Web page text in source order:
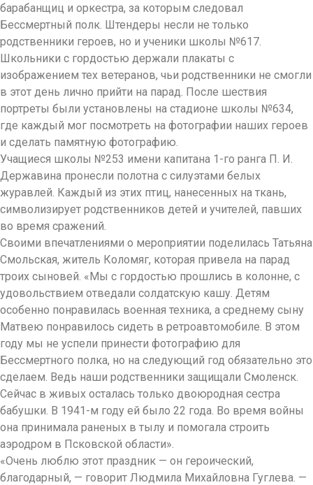
барабанщиц и оркестра, за которым следовал
Бессмертный полк. Штендеры несли не только
родственники героев, но и ученики школы №617.
Школьники с гордостью держали плакаты с
изображением тех ветеранов, чьи родственники не смогли
в этот день лично прийти на парад. После шествия
портреты были установлены на стадионе школы №634,
где каждый мог посмотреть на фотографии наших героев
и сделать памятную фотографию.
Учащиеся школы №253 имени капитана 1-го ранга П. И.
Державина пронесли полотна с силуэтами белых
журавлей. Каждый из этих птиц, нанесенных на ткань,
символизирует родственников детей и учителей, павших
во время сражений.
Своими впечатлениями о мероприятии поделилась Татьяна
Смольская, житель Коломяг, которая привела на парад
троих сыновей. «Мы с гордостью прошлись в колонне, с
удовольствием отведали солдатскую кашу. Детям
особенно понравилась военная техника, а среднему сыну
Матвею понравилось сидеть в ретроавтомобиле. В этом
году мы не успели принести фотографию для
Бессмертного полка, но на следующий год обязательно это
сделаем. Ведь наши родственники защищали Смоленск.
Сейчас в живых осталась только двоюродная сестра
бабушки. В 1941-м году ей было 22 года. Во время войны
она принимала раненых в тылу и помогала строить
аэродром в Псковской области».
«Очень люблю этот праздник — он героический,
благодарный, — говорит Людмила Михайловна Гуглева. —